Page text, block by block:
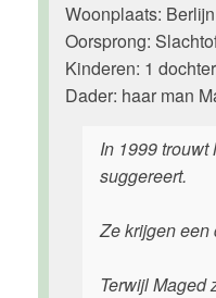
Woonplaats: Berlijn
Oorsprong:
Kinderen: 1
Dader: haar man
In 1999
suggereert.
Ze krijgen een
Terwijl